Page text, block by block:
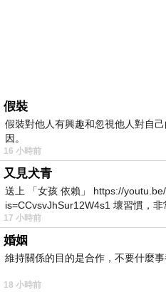
假裝
假裝對他人有興趣和忽視他人對自
因。
16 小時前
又見犬青
送上 「女孩 依賴」 https://
is=CCvsvJhSur12W4s1 壞習慣，非
我害怕的
17 小時前
婚姻
維持關係的目的是合作，不要什麼
18 小時前